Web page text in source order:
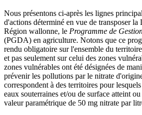
Nous présentons ci-après les lignes
d'actions déterminé en vue de transposer
Région wallonne, le Programme de
(PGDA) en agriculture. Notons que ce
rendu obligatoire sur l'ensemble du
et pas seulement sur celui des zones
zones vulnérables ont été désignées de
prévenir les pollutions par le nitrate
correspondent à des territoires pour
eaux souterraines et/ou de surface atteint
valeur paramétrique de 50 mg nitrate par